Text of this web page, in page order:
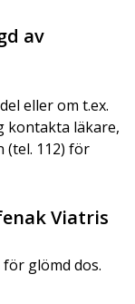
av
eller om t.ex.
kontakta läkare,
(tel. 112) för
Viatris
glömd dos.